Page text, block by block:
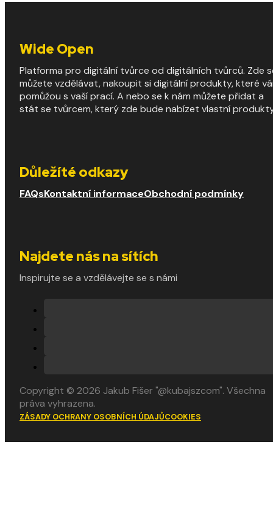
Wide Open
Platforma pro digitální tvůrce od digitálních tvůrců. Zde
můžete vzdělávat, nakoupit si digitální produkty, které
pomůžou s vaší prací. A nebo se k nám můžete přidat a
stát se tvůrcem, který zde bude nabízet vlastní
Důležíté odkazy
FAQsKontaktní informaceObchodní podmínky
Najdete nás na sítích
Inspirujte se a vzdělávejte se s námi
Copyright © 2026 Jakub Fišer "@kubajszcom". Všechna
práva vyhrazena.
ZÁSADY OCHRANY OSOBNÍCH ÚDAJŮCOOKIES